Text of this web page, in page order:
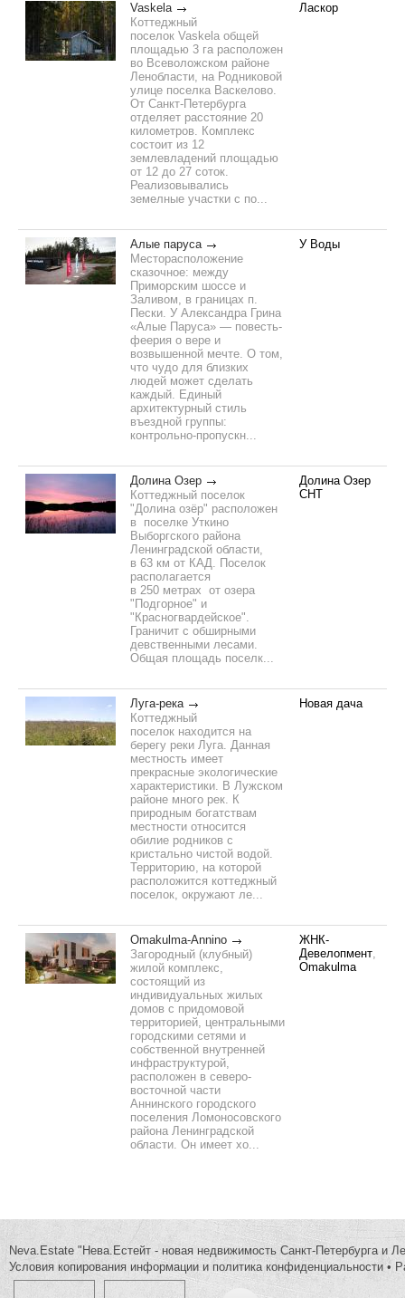
Vaskela
Коттеджный
поселок Vaskela общей
площадью 3 га расположен
во Всеволожском районе
Ленобласти, на Родниковой
улице поселка Васкелово.
От Санкт-Петербурга
отделяет расстояние 20
километров. Комплекс
состоит из 12
землевладений площадью
от 12 до 27 соток.
Реализовывались
земелные участки с по...
Ласкор
Алые паруса
Месторасположение
сказочное: между
Приморским шоссе и
Заливом, в границах п.
Пески. У Александра Грина
«Алые Паруса» — повесть-
феерия о вере и
возвышенной мечте. О том,
что чудо для близких
людей может сделать
каждый. Единый
архитектурный стиль
въездной группы:
контрольно-пропускн...
У Воды
Долина Озер
Коттеджный поселок
"Долина озёр" расположен
в поселке Уткино
Выборгского района
Ленинградской области,
в 63 км от КАД. Поселок
располагается
в 250 метрах от озера
"Подгорное" и
"Красногвардейское".
Граничит с обширными
девственными лесами.
Общая площадь поселк...
Долина Озер
СНТ
Луга-река
Коттеджный
поселок находится на
берегу реки Луга. Данная
местность имеет
прекрасные экологические
характеристики. В Лужском
районе много рек. К
природным богатствам
местности относится
обилие родников с
кристально чистой водой.
Территорию, на которой
расположится коттеджный
поселок, окружают ле...
Новая дача
Omakulma-Annino
Загородный (клубный)
жилой комплекс,
состоящий из
индивидуальных жилых
домов с придомовой
территорией, центральными
городскими сетями и
собственной внутренней
инфраструктурой,
расположен в северо-
восточной части
Аннинского городского
поселения Ломоносовского
района Ленинградской
области. Он имеет хо...
ЖНК-
Девелопмент,
Omakulma
Neva.Estate "Нева.Естейт - новая недвижимость Санкт-Петербурга и
Условия копирования информации и политика конфиденциальности •